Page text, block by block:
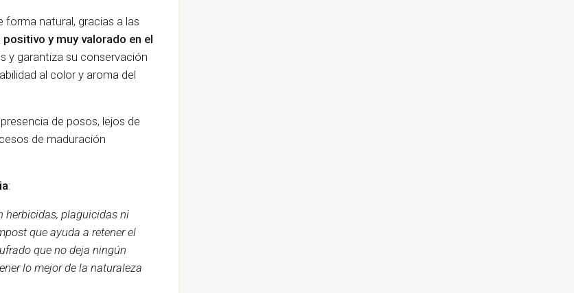
forma natural, gracias a las
y muy valorado en el
y garantiza su conservación
al color y aroma del
de posos, lejos de
de maduración
:
herbicidas, plaguicidas ni
que ayuda a retener el
que no deja ningún
lo mejor de la naturaleza